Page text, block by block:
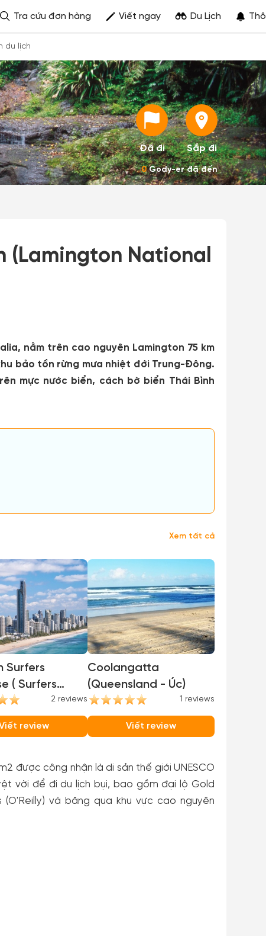
Tra cứu đơn hàng Viết ngay Du Lịch
du lịch
Đã đi Sắp đi
0Gody-er đã đến
(Lamington National
nằm trên cao nguyên Lamington 75 km
bảo tồn rừng mưa nhiệt đới Trung-Đông.
mực nước biển, cách bờ biển Thái Bình
Xem tất cả
Surfers
)
2 reviews
review
Coolangatta
(Queensland - Úc)
1 reviews
Viết review
được công nhận là di sản thế giới UNESCO
vời để đi du lịch bụi, bao gồm đại lộ Gold
và băng qua khu vực cao nguyên